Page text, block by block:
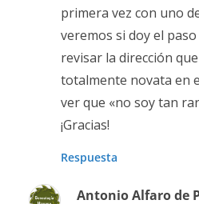
primera vez con uno
veremos si doy el
revisar la dirección
totalmente novata en
ver que «no soy tan
¡Gracias!
Respuesta
Antonio Alfaro de